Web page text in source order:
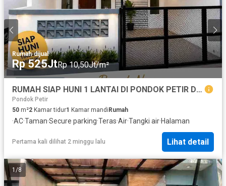
Rumah·dijual
Rp 525JtRp 10,50Jt/m²
RUMAH SIAP HUNI 1 LANTAI DI PONDOK PETIR DEPOK
Pondok Petir
50 m²2 Kamar tidur1 Kamar mandi Rumah
·AC·Taman·Secure parking·Teras·Air·Tangki air·Halaman
Pertama kali dilihat 2 minggu lalu Lihat detail
1 /8